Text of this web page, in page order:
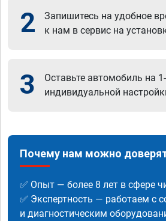
2
Запишитесь на удобное
к нам в сервис на
3
Оставьте автомобиль на
индивидуальной
Почему нам можно
✅ Опыт — более 8 лет в сфере
✅ Экспертность — работаем с
и диагностическим